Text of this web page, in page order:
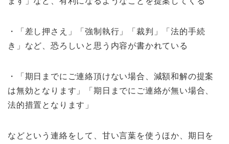
・「差し押さえ」「強制執行」「裁判」「法的手続
き」など、恐ろしいと思う内容が書かれている
・「期日までにご連絡頂けない場合、減額和解の提案
は無効となります」「期日までにご連絡が無い場合、
法的措置となります」
などという連絡をして、甘い言葉を使うほか、期日を